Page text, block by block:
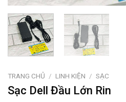
TRANG CHỦ / LINH KIỆN / SẠC
Sạc Dell Đầu Lớn Rin